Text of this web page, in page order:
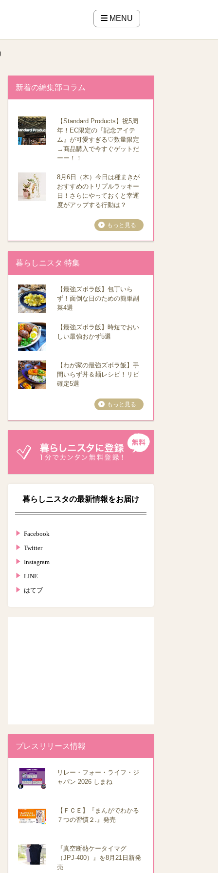
MENU
新着の編集部コラム
【Standard Products】祝5周
年！EC限定の『記念アイテ
ム』が可愛すぎる♡数量限定
→商品購入で今すぐゲットだ
ーー！！
8月6日（木）今日は種まきが
おすすめのトリプルラッキー
日！さらにやっておくと幸運
度がアップする行動は？
もっと見る
暮らしニスタ 特集
【最強ズボラ飯】包丁いら
ず！面倒な日のための簡単副
菜4選
【最強ズボラ飯】時短でおい
しい最強おかず5選
【わが家の最強ズボラ飯】手
間いらず丼＆麺レシピ！リピ
確定5選
もっと見る
暮らしニスタの最新情報をお届け
Facebook
Twitter
Instagram
LINE
はてブ
プレスリリース情報
リレー・フォー・ライフ・ジ
ャパン 2026 しまね
【ＦＣＥ】『まんがでわかる
７つの習慣２.』発売
『真空断熱ケータイマグ
（JPJ-400）』を8月21日新発
売